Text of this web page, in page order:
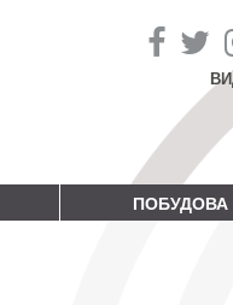
ПОБУДОВА